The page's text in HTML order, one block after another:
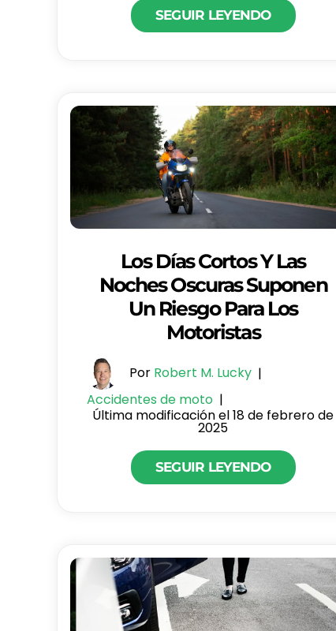
SEGUIR LEYENDO
Los Días Cortos Y Las
Noches Oscuras Suponen
Un Riesgo Para Los
Motoristas
Por Robert M. Lucky |
Accidentes de moto |
Última modificación el 18 de febrero de
2025
SEGUIR LEYENDO